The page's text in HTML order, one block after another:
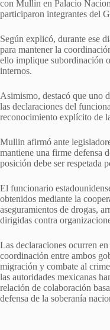
con Mullin en Palacio
participaron integrantes del
Según explicó, durante ese
para mantener la
ello implique subordinación
internos.
Asimismo, destacó que uno
las declaraciones del
reconocimiento explícito de
Mullin afirmó ante
mantiene una firme defensa
posición debe ser respetada
El funcionario
obtenidos mediante la
aseguramientos de drogas,
dirigidas contra
Las declaraciones ocurren
coordinación entre ambos
migración y combate al
las autoridades mexicanas
relación de colaboración
defensa de la soberanía